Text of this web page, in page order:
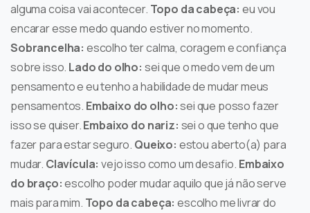
alguma coisa vai acontecer. Topo da cabeça: eu vou
encarar esse medo quando estiver no momento.
Sobrancelha: escolho ter calma, coragem e confiança
sobre isso. Lado do olho: sei que o medo vem de um
pensamento e eu tenho a habilidade de mudar meus
pensamentos. Embaixo do olho:sei que posso fazer
isso se quiser.Embaixo do nariz: sei o que tenho que
fazer para estar seguro. Queixo: estou aberto(a) para
mudar. Clavícula: vejo isso como um desafio. Embaixo
do braço:escolho poder mudar aquilo que já não serve
mais para mim. Topo da cabeça: escolho me livrar do